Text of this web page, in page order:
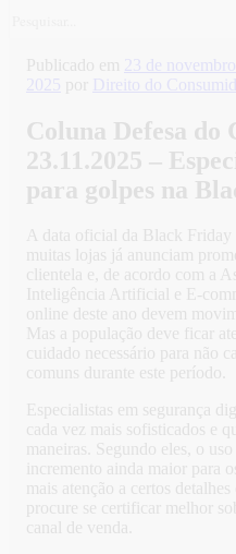
Publicado em 23 de
2025 por Direito do
Coluna Defesa do
23.11.2025 –
para golpes na
A data oficial da Black
muitas lojas já anunciam
clientela e, de acordo com a
Inteligência Artificial e E-
online deste ano devem
Mas a população deve ficar
cuidado necessário para não
comuns durante este período.
Especialistas em segurança
cada vez mais sofisticados e
maneiras. Segundo eles, o
incremento ainda maior para
mais atenção a certos
procure se certificar melhor
canal de venda.